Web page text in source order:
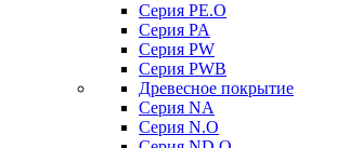
Серия PE.O
Серия PA
Серия PW
Серия PWB
Древесное покрытие
Серия NA
Серия N.O